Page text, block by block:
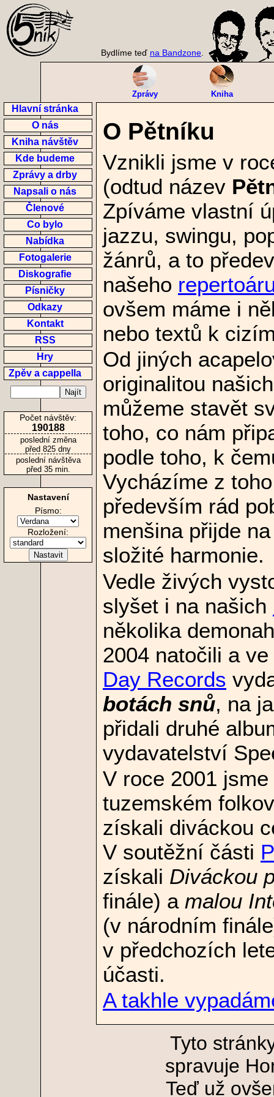
O Pětníku
Vznikli jsme v
(odtud název
Zpíváme vlastní
jazzu, swingu,
žánrů, a to
našeho
ovšem máme i
nebo textů k
Od jiných
originalitou
můžeme stavět
toho, co nám
podle toho, k
Vycházíme z
především rád
menšina přijde
složité harmonie.
Vedle živých
slyšet i na našich
několika
2004 natočili a
Day Records
botách snů, na
přidali druhé
vydavatelství
V roce 2001
tuzemském
získali diváckou
V soutěžní části
získali Diváckou
finále) a malou
(v národním
v předchozích
účasti.
A takhle
Tyto
spravuje
Teď už
Hlavní stránka
O nás
Kniha návštěv
Kde budeme
Zprávy a drby
Napsali o nás
Členové
Co bylo
Nabídka
Fotogalerie
Diskografie
Písničky
Odkazy
Kontakt
RSS
Hry
Zpěv a cappella
Počet návštěv:
190188
poslední změna
před 825 dny
poslední návštěva
před 35 min.
Nastavení
Písmo:
Rozložení:
Bydlíme teď na Bandzone
Zprávy Kniha